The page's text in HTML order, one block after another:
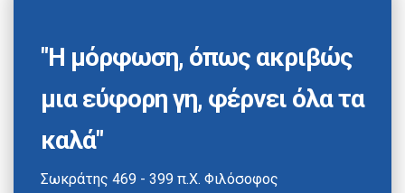
"Η μόρφωση, όπως ακριβώς
μια εύφορη γη, φέρνει όλα τα
καλά"
Σωκράτης 469 - 399 π.Χ. Φιλόσοφος